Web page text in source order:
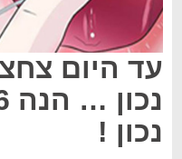
עד היום
נכון !